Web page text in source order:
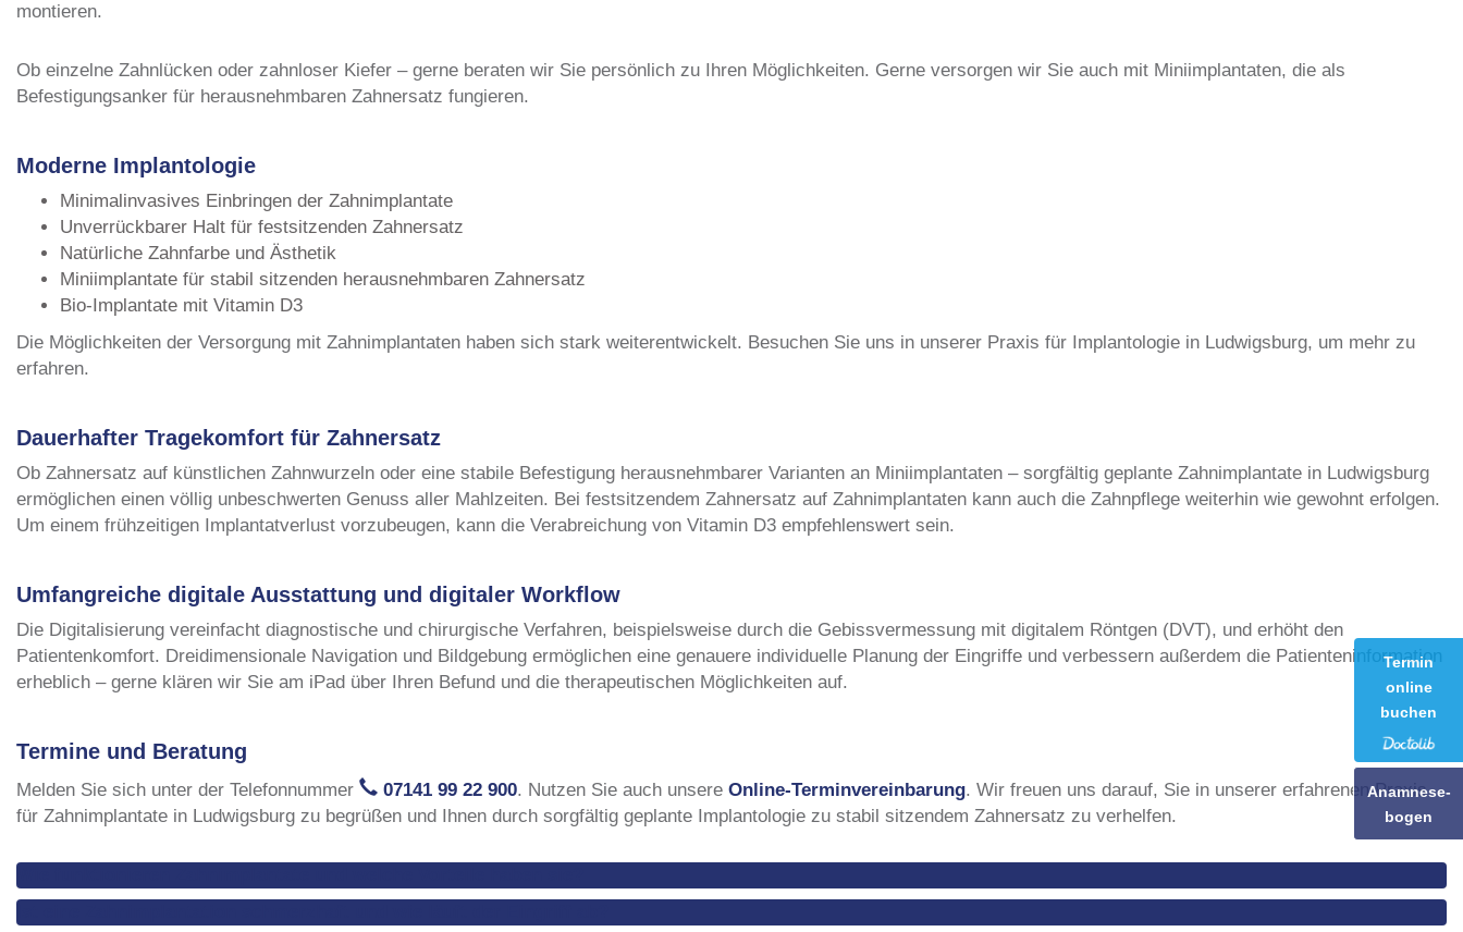
montieren.
Ob einzelne Zahnlücken oder zahnloser Kiefer – gerne beraten wir Sie persönlich zu Ihren Möglichkeiten. Gerne versorgen wir Sie auch mit Miniimplantaten, die als
Befestigungsanker für herausnehmbaren Zahnersatz fungieren.
Moderne Implantologie
Minimalinvasives Einbringen der Zahnimplantate
Unverrückbarer Halt für festsitzenden Zahnersatz
Natürliche Zahnfarbe und Ästhetik
Miniimplantate für stabil sitzenden herausnehmbaren Zahnersatz
Bio-Implantate mit Vitamin D3
Die Möglichkeiten der Versorgung mit Zahnimplantaten haben sich stark weiterentwickelt. Besuchen Sie uns in unserer Praxis für Implantologie in Ludwigsburg, um mehr zu
erfahren.
Dauerhafter Tragekomfort für Zahnersatz
Ob Zahnersatz auf künstlichen Zahnwurzeln oder eine stabile Befestigung herausnehmbarer Varianten an Miniimplantaten – sorgfältig geplante Zahnimplantate in Ludwigsburg
ermöglichen einen völlig unbeschwerten Genuss aller Mahlzeiten. Bei festsitzendem Zahnersatz auf Zahnimplantaten kann auch die Zahnpflege weiterhin wie gewohnt erfolgen.
Um einem frühzeitigen Implantatverlust vorzubeugen, kann die Verabreichung von Vitamin D3 empfehlenswert sein.
Umfangreiche digitale Ausstattung und digitaler Workflow
Die Digitalisierung vereinfacht diagnostische und chirurgische Verfahren, beispielsweise durch die Gebissvermessung mit digitalem Röntgen (DVT), und erhöht den
Patientenkomfort. Dreidimensionale Navigation und Bildgebung ermöglichen eine genauere individuelle Planung der Eingriffe und verbessern außerdem die Patienteninformation
erheblich – gerne klären wir Sie am iPad über Ihren Befund und die therapeutischen Möglichkeiten auf.
Termine und Beratung
Melden Sie sich unter der Telefonnummer 07141 99 22 900. Nutzen Sie auch unsere Online-Terminvereinbarung. Wir freuen uns darauf, Sie in unserer erfahrenen Praxis
für Zahnimplantate in Ludwigsburg zu begrüßen und Ihnen durch sorgfältig geplante Implantologie zu stabil sitzendem Zahnersatz zu verhelfen.
Termin
online
buchen
Anamnese-
bogen